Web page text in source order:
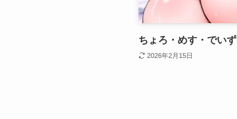
ちょろ・めす・でいず
2026年2月15日